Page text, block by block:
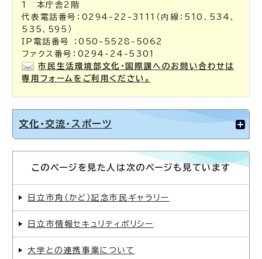
1 本庁舎2階
代表電話番号：0294-22-3111（内線：510、534、
535、595）
IP電話番号 ：050-5528-5062
ファクス番号：0294-24-5301
市民生活環境部文化・国際課へのお問い合わせは
専用フォームをご利用ください。
文化・交流・スポーツ
このページを見た人は次のページも見ています
日立市角（かど）記念市民ギャラリー
日立市情報セキュリティポリシー
大学との連携事業について